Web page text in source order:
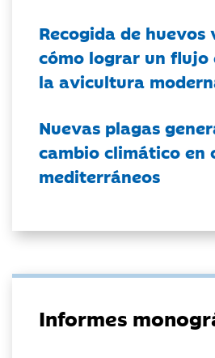
Recogida de huevos
cómo lograr un flujo
la avicultura
Nuevas plagas
cambio climático en
mediterráneos
Informes